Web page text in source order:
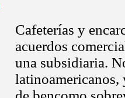
Cafeterías y
acuerdos
una subsidiaria.
latinoamericanos,